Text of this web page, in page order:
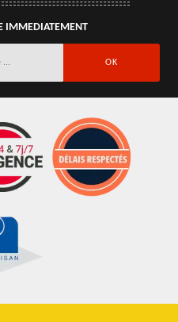
IMMEDIATEMENT